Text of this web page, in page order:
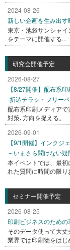
2024-08-26
新しい企画を生み出す
東京・池袋サンシャ
をテーマに開催する...
研究会開催予定
2026-08-27
【8/27開催】配布系
-折込チラシ・フリー
配布系印刷メディア
対策､方向を捉える
2026-09-01
【9/1開催】インクジ
～いまさら聞けない
本イベントでは、最
れた質問に時間の限り
セミナー開催予定
2026-08-25
印刷ビジネスのための
そのデータ使って大
業界では印刷物をはじ